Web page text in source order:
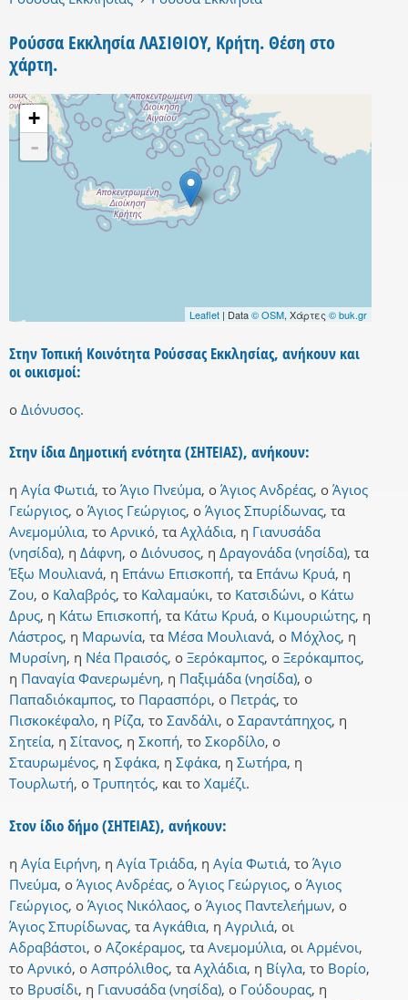
Ρούσσα Εκκλησία ΛΑΣΙΘΙΟΥ, Κρήτη. Θέση στο
χάρτη.
+
-
Leaflet | Data© OSM, Χάρτες © buk.gr
Στην Τοπική Κοινότητα Ρούσσας Εκκλησίας, ανήκουν και
οι οικισμοί:
ο Διόνυσος.
Στην ίδια Δημοτική ενότητα (ΣΗΤΕΙΑΣ), ανήκουν:
η Αγία Φωτιά, το Άγιο Πνεύμα, ο Άγιος Ανδρέας, ο Άγιος
Γεώργιος, ο Άγιος Γεώργιος, ο Άγιος Σπυρίδωνας, τα
Ανεμομύλια, το Αρνικό, τα Αχλάδια, η Γιανυσάδα
(νησίδα), η Δάφνη, ο Διόνυσος, η Δραγονάδα (νησίδα), τα
Έξω Μουλιανά, η Επάνω Επισκοπή, τα Επάνω Κρυά, η
Ζου, ο Καλαβρός, το Καλαμαύκι, το Κατσιδώνι, ο Κάτω
Δρυς, η Κάτω Επισκοπή, τα Κάτω Κρυά, ο Κιμουριώτης, η
Λάστρος, η Μαρωνία, τα Μέσα Μουλιανά, ο Μόχλος, η
Μυρσίνη, η Νέα Πραισός, ο Ξερόκαμπος, ο Ξερόκαμπος,
η Παναγία Φανερωμένη, η Παξιμάδα (νησίδα), ο
Παπαδιόκαμπος, το Παρασπόρι, ο Πετράς, το
Πισκοκέφαλο, η Ρίζα, το Σανδάλι, ο Σαραντάπηχος, η
Σητεία, η Σίτανος, η Σκοπή, το Σκορδίλο, ο
Σταυρωμένος, η Σφάκα, η Σφάκα, η Σωτήρα, η
Τουρλωτή, ο Τρυπητός, και το Χαμέζι.
Στον ίδιο δήμο (ΣΗΤΕΙΑΣ), ανήκουν:
η Αγία Ειρήνη, η Αγία Τριάδα, η Αγία Φωτιά, το Άγιο
Πνεύμα, ο Άγιος Ανδρέας, ο Άγιος Γεώργιος, ο Άγιος
Γεώργιος, ο Άγιος Νικόλαος, ο Άγιος Παντελεήμων, ο
Άγιος Σπυρίδωνας, τα Αγκάθια, η Αγριλιά, οι
Αδραβάστοι, ο Αζοκέραμος, τα Ανεμομύλια, οι Αρμένοι,
το Αρνικό, ο Ασπρόλιθος, τα Αχλάδια, η Βίγλα, το Βορίο,
το Βρυσίδι, η Γιανυσάδα (νησίδα), ο Γούδουρας, η